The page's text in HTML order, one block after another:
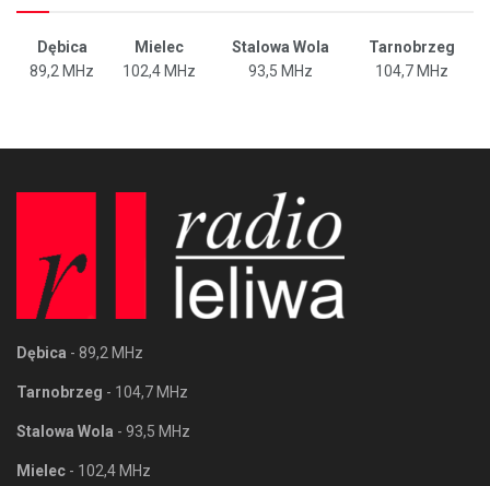
Dębica Mielec Stalowa Wola
Tarnobrzeg
89,2 MHz
102,4 MHz 93,5 MHz 104,7 MHz
Dębica - 89,2 MHz
Tarnobrzeg - 104,7 MHz
Stalowa Wola - 93,5 MHz
Mielec - 102,4 MHz